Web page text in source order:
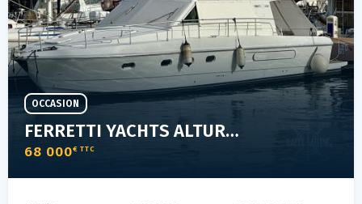
FERRETTI YACHTS ALTURA 39
68 000€ TTC
OCCASION